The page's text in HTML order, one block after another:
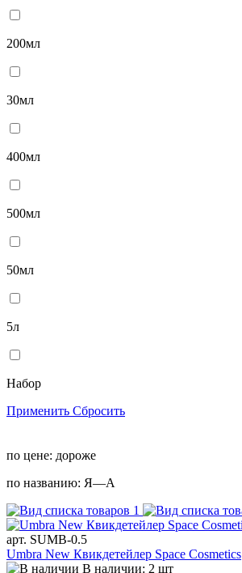
200мл
30мл
400мл
500мл
50мл
5л
Набор
Применить Сбросить
по цене: дороже
по названию: Я—А
арт. SUMB-0.5
Umbra New Квикдетейлер Space Cosmetics
В наличии: 2 шт